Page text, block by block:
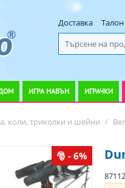
Доставка Талон
ИГРА НАВЪН ИГРАЧКИ
коли, триколки и шейни /
- 6%